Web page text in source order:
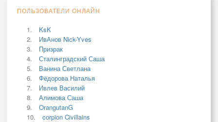
ПОЛЬЗОВАТЕЛИ ОНЛАЙН
KsK
ИвАнов Nick-Yves
Призрак
Сталинградский Саша
Ванина Светлана
Фёдорова Наталья
Ивлев Василий
Алимова Саша
OrangutanG
corpion Civillains